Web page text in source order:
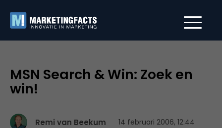
MSN Search & Win: Zoek en
win!
Remi van Beekum 14 februari 2006, 12:44